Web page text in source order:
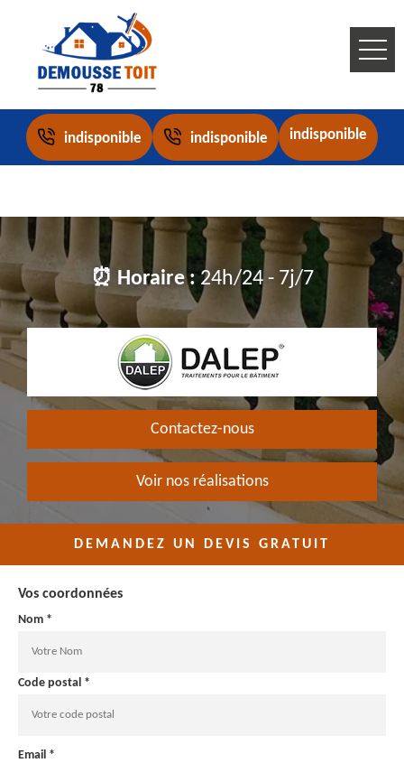
indisponible indisponible indisponible
⏰ Horaire :24h/24 - 7j/7
Contactez-nous
Voir nos réalisations
DEMANDEZ UN DEVIS GRATUIT
Vos coordonnées
Nom *
Code postal *
Email *